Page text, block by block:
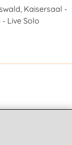
Kaisersaal -
Live Solo